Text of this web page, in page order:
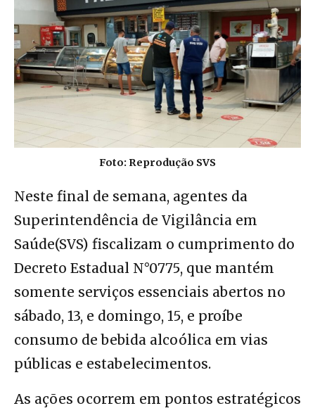
Foto: Reprodução SVS
Neste final de semana, agentes da
Superintendência de Vigilância em
Saúde(SVS) fiscalizam o cumprimento do
Decreto Estadual N°0775, que mantém
somente serviços essenciais abertos no
sábado, 13, e domingo, 15, e proíbe
consumo de bebida alcoólica em vias
públicas e estabelecimentos.
As ações ocorrem em pontos estratégicos